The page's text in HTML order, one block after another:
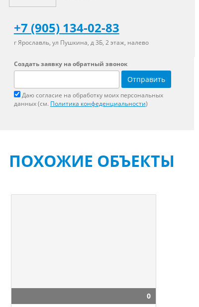
+7 (905) 134-02-83
г Ярославль, ул Пушкина, д 3Б, 2 этаж, налево
Создать заявку на обратный звонок
Отправить
Даю согласие на обработку моих персональных
данных (см. Политика конфеденциальности)
ПОХОЖИЕ ОБЪЕКТЫ
0